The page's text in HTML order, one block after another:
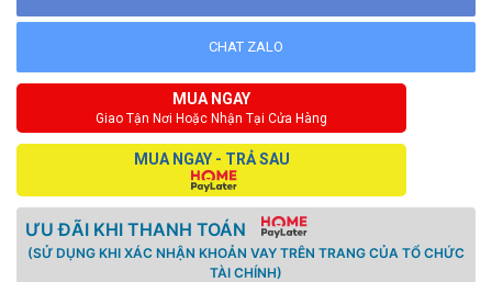
CHAT ZALO
MUA NGAY
Giao Tận Nơi Hoặc Nhận Tại Cửa Hàng
MUA NGAY - TRẢ SAU
ƯU ĐÃI KHI THANH TOÁN
(SỬ DỤNG KHI XÁC NHẬN KHOẢN VAY TRÊN TRANG CỦA TỔ CHỨC
TÀI CHÍNH)